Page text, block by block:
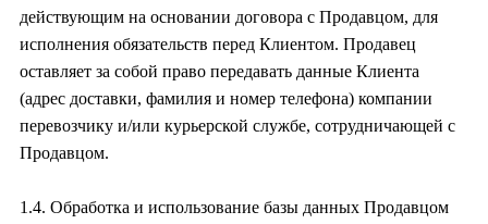
действующим на основании договора с Продавцом, для
исполнения обязательств перед Клиентом. Продавец
оставляет за собой право передавать данные Клиента
(адрес доставки, фамилия и номер телефона) компании
перевозчику и/или курьерской службе, сотрудничающей с
Продавцом.
1.4. Обработка и использование базы данных Продавцом